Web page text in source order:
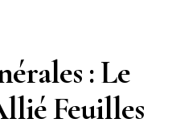
: Le
Feuilles